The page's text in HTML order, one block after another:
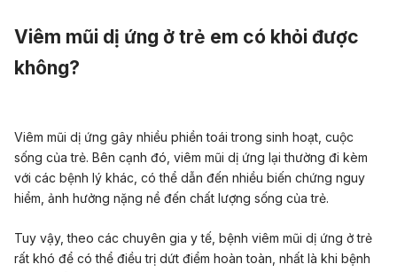
Viêm mũi dị ứng ở trẻ em có khỏi được
không?
Viêm mũi dị ứng gây nhiều phiền toái trong sinh hoạt, cuộc
sống của trẻ. Bên cạnh đó, viêm mũi dị ứng lại thường đi kèm
với các bệnh lý khác, có thể dẫn đến nhiều biến chứng nguy
hiểm, ảnh hưởng nặng nề đến chất lượng sống của trẻ.
Tuy vậy, theo các chuyên gia y tế, bệnh viêm mũi dị ứng ở trẻ
rất khó để có thể điều trị dứt điểm hoàn toàn, nhất là khi bệnh